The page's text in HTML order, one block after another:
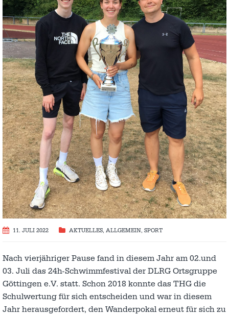
11. JULI 2022 AKTUELLES, ALLGEMEIN, SPORT
Nach vierjähriger Pause fand in diesem Jahr am 02.und
03. Juli das 24h-Schwimmfestival der DLRG Ortsgruppe
Göttingen e.V. statt. Schon 2018 konnte das THG die
Schulwertung für sich entscheiden und war in diesem
Jahr herausgefordert, den Wanderpokal erneut für sich zu